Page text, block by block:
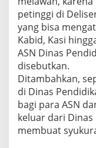
petinggi di
yang bisa
Kabid, Kasi
ASN Dinas
disebutkan.
Ditambahkan,
di Dinas
bagi para ASN
keluar dari
membuat